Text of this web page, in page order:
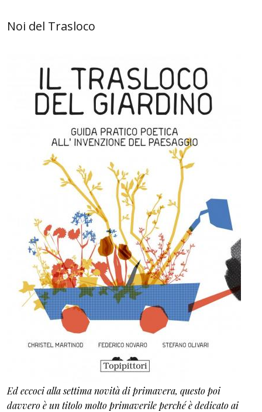
Noi del Trasloco
Ed eccoci alla settima novità di primavera, questo poi
davvero è un titolo molto primaverile perché è dedicato ai